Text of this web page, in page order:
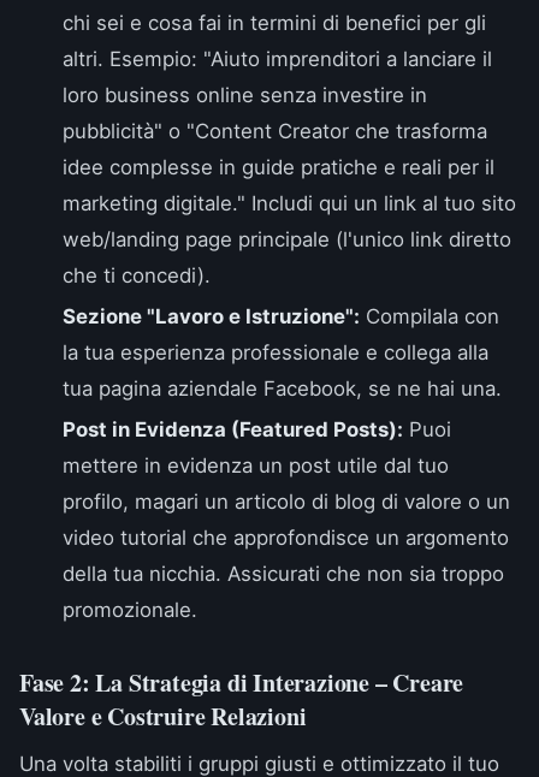
chi sei e cosa fai in termini di benefici per gli
altri. Esempio: "Aiuto imprenditori a lanciare il
loro business online senza investire in
pubblicità" o "Content Creator che trasforma
idee complesse in guide pratiche e reali per il
marketing digitale." Includi qui un link al tuo sito
web/landing page principale (l'unico link diretto
che ti concedi).
Sezione "Lavoro e Istruzione": Compilala con
la tua esperienza professionale e collega alla
tua pagina aziendale Facebook, se ne hai una.
Post in Evidenza (Featured Posts): Puoi
mettere in evidenza un post utile dal tuo
profilo, magari un articolo di blog di valore o un
video tutorial che approfondisce un argomento
della tua nicchia. Assicurati che non sia troppo
promozionale.
Fase 2: La Strategia di Interazione – Creare
Valore e Costruire Relazioni
Una volta stabiliti i gruppi giusti e ottimizzato il tuo